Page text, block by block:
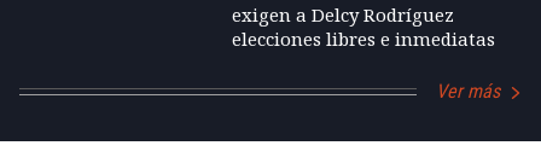
exigen a Delcy Rodríguez
elecciones libres e inmediatas
Ver más